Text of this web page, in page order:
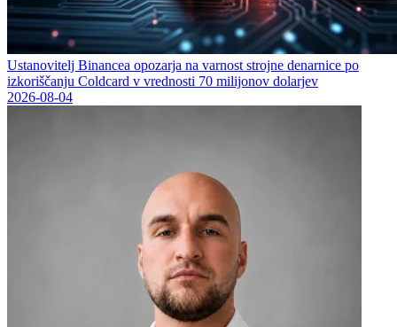
Ustanovitelj Binancea opozarja na varnost strojne denarnice po
izkoriščanju Coldcard v vrednosti 70 milijonov dolarjev
2026-08-04